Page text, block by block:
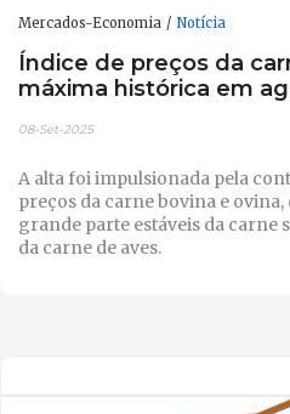
Mercados-Economia Notícia
Índice de preços da
máxima histórica em
08-Set-2025
A alta foi impulsionada pela
preços da carne bovina e
grande parte estáveis da carne
da carne de aves.